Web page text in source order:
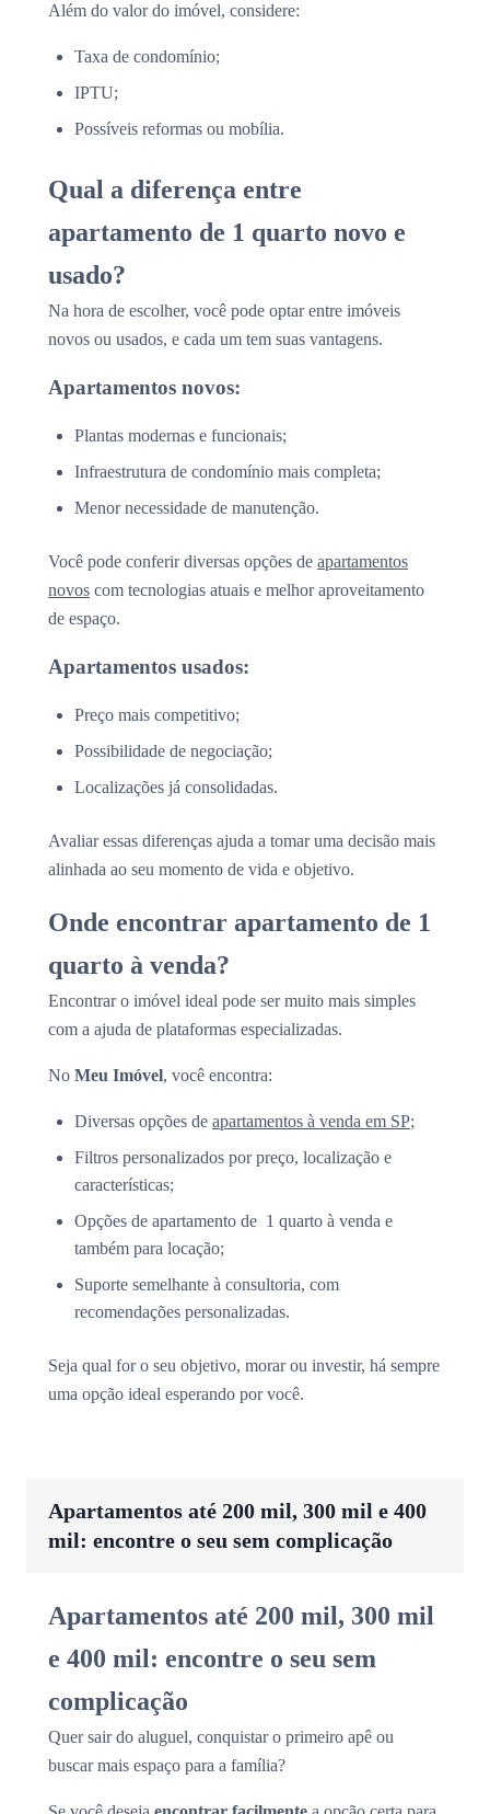
Além do valor do imóvel, considere:
Taxa de condomínio;
IPTU;
Possíveis reformas ou mobília.
Qual a diferença entre
apartamento de 1 quarto novo e
usado?
Na hora de escolher, você pode optar entre imóveis
novos ou usados, e cada um tem suas vantagens.
Apartamentos novos:
Plantas modernas e funcionais;
Infraestrutura de condomínio mais completa;
Menor necessidade de manutenção.
Você pode conferir diversas opções de apartamentos
novos com tecnologias atuais e melhor aproveitamento
de espaço.
Apartamentos usados:
Preço mais competitivo;
Possibilidade de negociação;
Localizações já consolidadas.
Avaliar essas diferenças ajuda a tomar uma decisão mais
alinhada ao seu momento de vida e objetivo.
Onde encontrar apartamento de 1
quarto à venda?
Encontrar o imóvel ideal pode ser muito mais simples
com a ajuda de plataformas especializadas.
No Meu Imóvel, você encontra:
Diversas opções de apartamentos à venda em SP;
Filtros personalizados por preço, localização e
características;
Opções de apartamento de 1 quarto à venda e
também para locação;
Suporte semelhante à consultoria, com
recomendações personalizadas.
Seja qual for o seu objetivo, morar ou investir, há sempre
uma opção ideal esperando por você.
Apartamentos até 200 mil, 300 mil e 400
mil: encontre o seu sem complicação
Apartamentos até 200 mil, 300 mil
e 400 mil: encontre o seu sem
complicação
Quer sair do aluguel, conquistar o primeiro apê ou
buscar mais espaço para a família?